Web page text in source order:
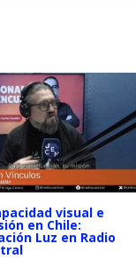
visual e
en Chile:
Luz en Radio